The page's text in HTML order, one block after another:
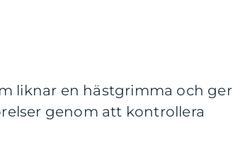
liknar en hästgrimma och ger
genom att kontrollera